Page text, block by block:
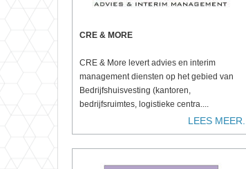
CRE & MORE
CRE & More levert advies en interim
management diensten op het gebied van
Bedrijfshuisvesting (kantoren,
bedrijfsruimtes, logistieke centra....
LEES MEER...